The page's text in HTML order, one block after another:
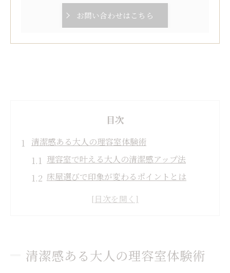
お問い合わせはこちら
目次
清潔感ある大人の理容室体験術
理容室で叶える大人の清潔感アップ法
床屋選びで印象が変わるポイントとは
安い理容室でも満足できる体験の秘訣
理容室選びが身だしなみに与える好影響
清潔感ある大人の理容室体験術